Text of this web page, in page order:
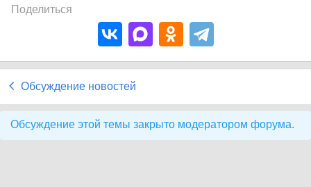
Поделиться
Обсуждение новостей
Обсуждение этой темы закрыто модератором форума.